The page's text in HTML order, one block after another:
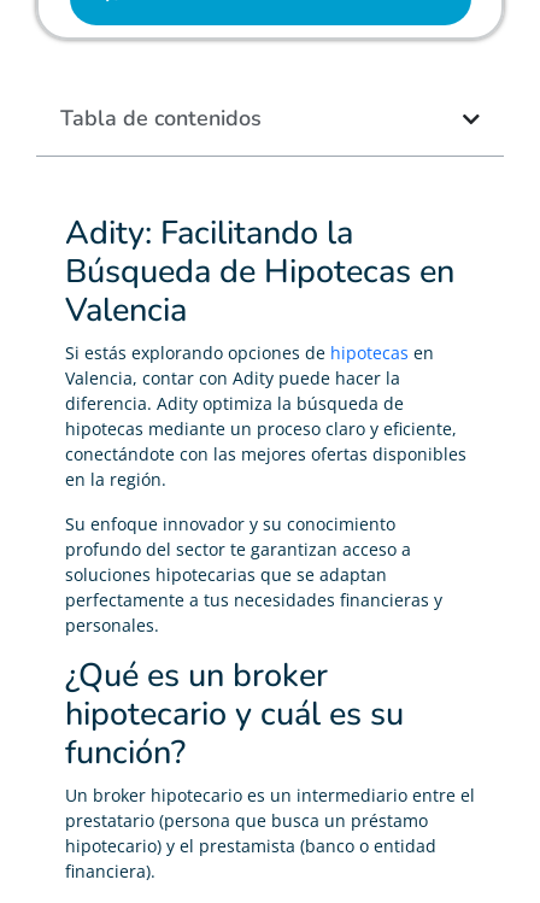
Adity: Facilitando la
Búsqueda de Hipotecas en
Valencia
Si estás explorando opciones de hipotecas en
Valencia, contar con Adity puede hacer la
diferencia. Adity optimiza la búsqueda de
hipotecas mediante un proceso claro y eficiente,
conectándote con las mejores ofertas disponibles
en la región.
Su enfoque innovador y su conocimiento
profundo del sector te garantizan acceso a
soluciones hipotecarias que se adaptan
perfectamente a tus necesidades financieras y
personales.
¿Qué es un broker
hipotecario y cuál es su
función?
Un broker hipotecario es un intermediario entre el
prestatario (persona que busca un préstamo
hipotecario) y el prestamista (banco o entidad
financiera).
Tabla de contenidos